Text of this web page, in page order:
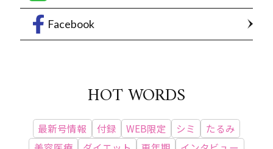
Facebook
HOT WORDS
最新号情報 付録 WEB限定 シミ
たるみ